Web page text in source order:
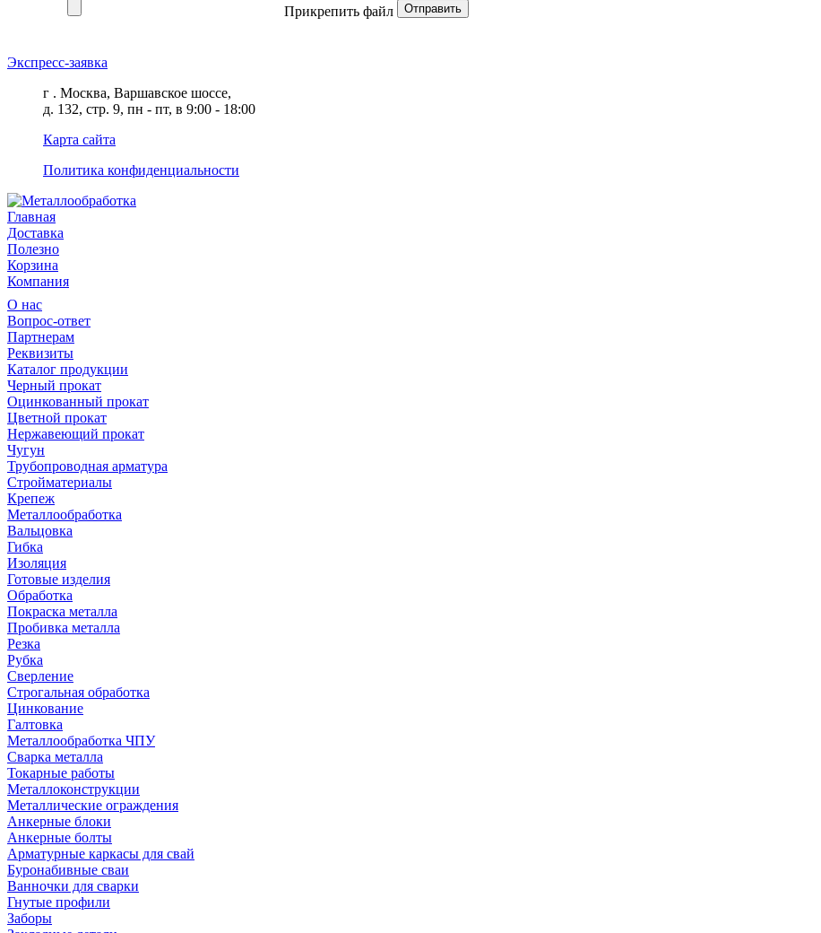
Прикрепить файл Отправить
Экспресс-заявка
г . Москва, Варшавское шоссе,
д. 132, стр. 9, пн - пт, в 9:00 - 18:00
Карта сайта
Политика конфиденциальности
Главная
Доставка
Полезно
Корзина
Компания
О нас
Вопрос-ответ
Партнерам
Реквизиты
Каталог продукции
Черный прокат
Оцинкованный прокат
Цветной прокат
Нержавеющий прокат
Чугун
Трубопроводная арматура
Стройматериалы
Крепеж
Металлообработка
Вальцовка
Гибка
Изоляция
Готовые изделия
Обработка
Покраска металла
Пробивка металла
Резка
Рубка
Сверление
Строгальная обработка
Цинкование
Галтовка
Металлообработка ЧПУ
Сварка металла
Токарные работы
Металлоконструкции
Металлические ограждения
Анкерные блоки
Анкерные болты
Арматурные каркасы для свай
Буронабивные сваи
Ванночки для сварки
Гнутые профили
Заборы